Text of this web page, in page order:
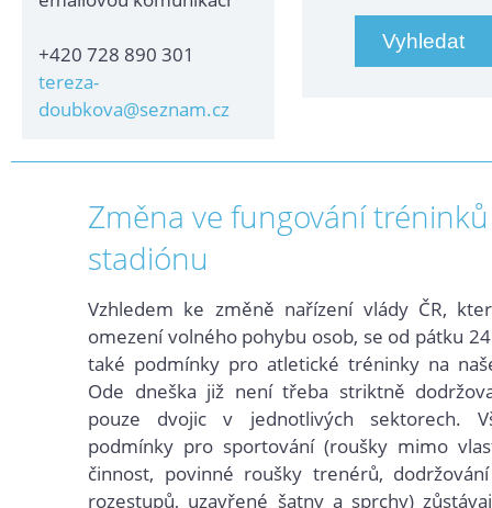
+420 728 890 301
tereza-
doubkova@seznam.cz
Změna ve fungování
stadiónu
Vzhledem ke změně nařízení vlády ČR,
omezení volného pohybu osob, se od pátku
také podmínky pro atletické tréninky na
Ode dneška již není třeba striktně
pouze dvojic v jednotlivých sektorech.
podmínky pro sportování (roušky mimo
činnost, povinné roušky trenérů,
rozestupů, uzavřené šatny a sprchy)